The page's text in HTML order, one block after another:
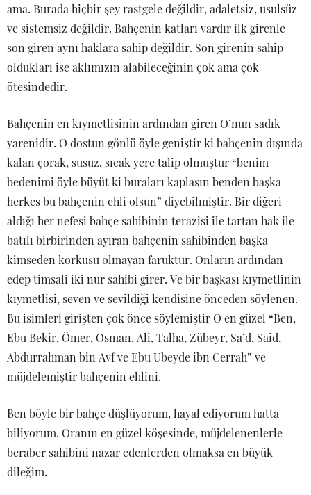
ama. Burada hiçbir şey rastgele değildir, adaletsiz, usulsüz
ve sistemsiz değildir. Bahçenin katları vardır ilk girenle
son giren aynı haklara sahip değildir. Son girenin sahip
oldukları ise aklımızın alabileceğinin çok ama çok
ötesindedir.
Bahçenin en kıymetlisinin ardından giren O’nun sadık
yarenidir. O dostun gönlü öyle geniştir ki bahçenin dışında
kalan çorak, susuz, sıcak yere talip olmuştur “benim
bedenimi öyle büyüt ki buraları kaplasın benden başka
herkes bu bahçenin ehli olsun” diyebilmiştir. Bir diğeri
aldığı her nefesi bahçe sahibinin terazisi ile tartan hak ile
batılı birbirinden ayıran bahçenin sahibinden başka
kimseden korkusu olmayan faruktur. Onların ardından
edep timsali iki nur sahibi girer. Ve bir başkası kıymetlinin
kıymetlisi, seven ve sevildiği kendisine önceden söylenen.
Bu isimleri girişten çok önce söylemiştir O en güzel “Ben,
Ebu Bekir, Ömer, Osman, Ali, Talha, Zübeyr, Sa’d, Said,
Abdurrahman bin Avf ve Ebu Ubeyde ibn Cerrah” ve
müjdelemiştir bahçenin ehlini.
Ben böyle bir bahçe düşlüyorum, hayal ediyorum hatta
biliyorum. Oranın en güzel köşesinde, müjdelenenlerle
beraber sahibini nazar edenlerden olmaksa en büyük
dileğim.